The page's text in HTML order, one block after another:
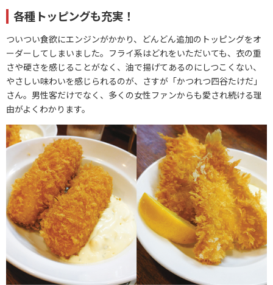
各種トッピングも充実！
ついつい食欲にエンジンがかかり、どんどん追加のトッピングをオ
ーダーしてしまいました。フライ系はどれをいただいても、衣の重
さや硬さを感じることがなく、油で揚げてあるのにしつこくない、
やさしい味わいを感じられるのが、さすが「かつれつ四谷たけだ」
さん。男性客だけでなく、多くの女性ファンからも愛され続ける理
由がよくわかります。